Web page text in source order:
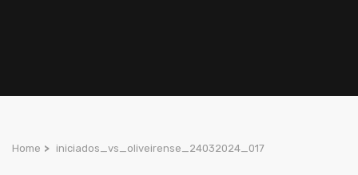
Home > iniciados_vs_oliveirense_24032024_017